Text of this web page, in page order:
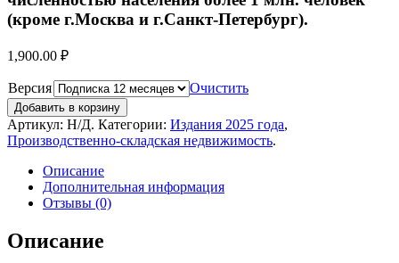
(кроме г.Москва и г.Санкт-Петербург).
1,900.00 ₽
Версия Очистить
Добавить в корзину
Артикул: Н/Д. Категории: Издания 2025 года,
Производственно-складская недвижимость.
Описание
Дополнительная информация
Отзывы (0)
Описание